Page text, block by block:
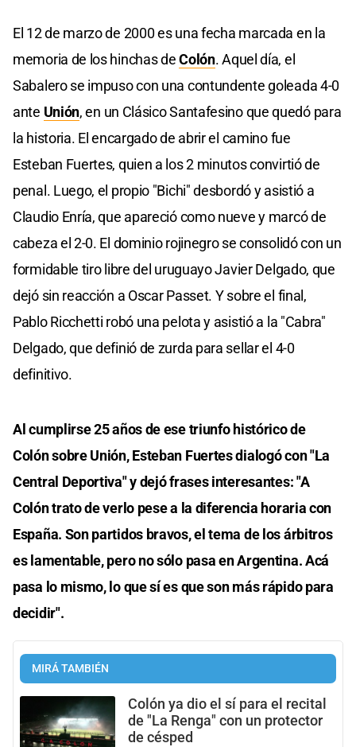
El 12 de marzo de 2000 es una fecha marcada en la
memoria de los hinchas deColón. Aquel día, el
Sabalero se impuso con una contundente goleada 4-0
ante Unión, en un Clásico Santafesino que quedó para
la historia. El encargado de abrir el camino fue
Esteban Fuertes, quien a los 2 minutos convirtió de
penal. Luego, el propio "Bichi" desbordó y asistió a
Claudio Enría, que apareció como nueve y marcó de
cabeza el 2-0. El dominio rojinegro se consolidó con un
formidable tiro libre del uruguayo Javier Delgado, que
dejó sin reacción a Oscar Passet. Y sobre el final,
Pablo Ricchetti robó una pelota y asistió a la "Cabra"
Delgado, que definió de zurda para sellar el 4-0
definitivo.
Al cumplirse 25 años de ese triunfo histórico de
Colón sobre Unión, Esteban Fuertes dialogó con "La
Central Deportiva" y dejó frases interesantes: "A
Colón trato de verlo pese a la diferencia horaria con
España. Son partidos bravos, el tema de los árbitros
es lamentable, pero no sólo pasa en Argentina. Acá
pasa lo mismo, lo que sí es que son más rápido para
decidir".
MIRÁ TAMBIÉN
Colón ya dio el sí para el recital
de "La Renga" con un protector
de césped